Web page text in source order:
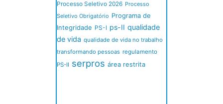
Processo Seletivo 2026 Processo
Seletivo Obrigatório Programa de
Integridade PS-I ps-II qualidade
de vida qualidade de vida no trabalho
transformando pessoas regulamento
PS-II serpros área restrita